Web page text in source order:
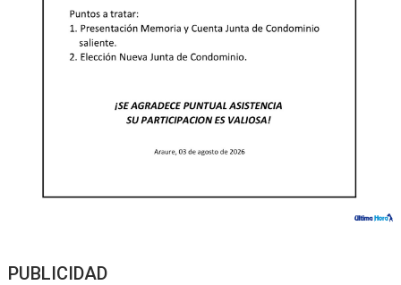
PUBLICIDAD